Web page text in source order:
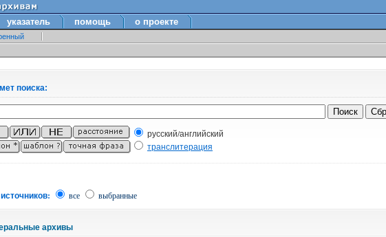
указатель помощь о проекте
поиска:
русский/английский
транслитерация
все выбранные
архивы